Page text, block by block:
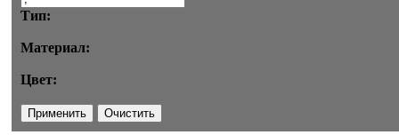
Тип:
Материал:
Цвет: